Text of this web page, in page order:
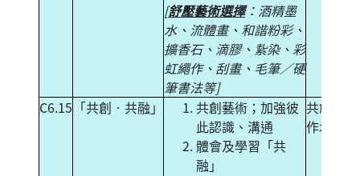
[舒壓藝術選擇：酒精墨
水、流體畫、和諧粉彩、
擴香石、滴膠、紥染、彩
虹繩作、刮畫、毛筆／硬
筆書法等]
C6.15 「共創‧共融」
共創藝術；加強彼
此認識、溝通
體會及學習「共
融」
共創藝
作坊